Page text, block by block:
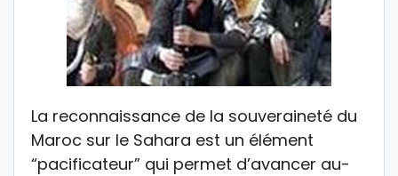
La reconnaissance de la souveraineté du
Maroc sur le Sahara est un élément
“pacificateur” qui permet d’avancer au-